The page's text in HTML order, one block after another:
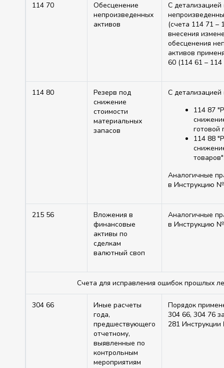
114 70
Обесценение
непроизведенных
активов
С
(счета 114 71 –
внесения
обесценения
активов
60 (114 61 – 114
114 80
Резерв под
снижение
стоимости
материальных
запасов
С детализацией
114 87
готовой
114 88
Аналогичные
в Инструкцию
215 56
Вложения в
финансовые
активы по
сделкам
валютный своп
Аналогичные
в Инструкцию
Счета для исправления ошибок прошлых
304 66
Иные расчеты
года,
предшествующего
отчетному,
выявленные по
контрольным
мероприятиям
Порядок
304 66, 304 76
281